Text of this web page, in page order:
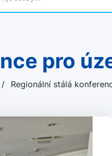
pro
/ Regionální stálá